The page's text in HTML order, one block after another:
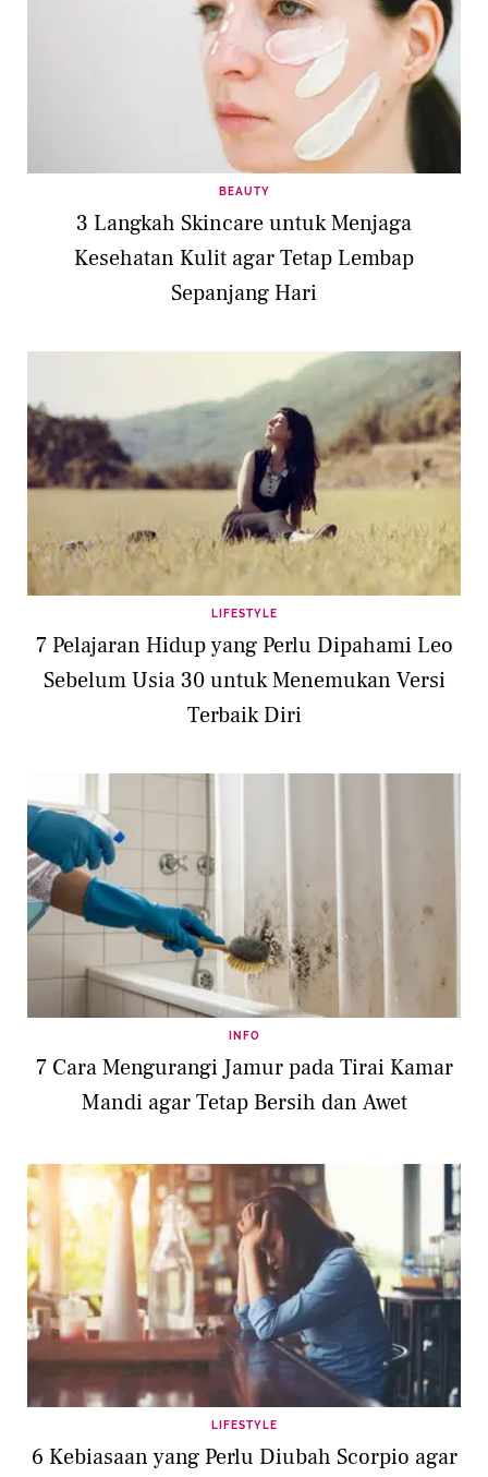
BEAUTY
3 Langkah Skincare untuk Menjaga
Kesehatan Kulit agar Tetap Lembap
Sepanjang Hari
LIFESTYLE
7 Pelajaran Hidup yang Perlu Dipahami Leo
Sebelum Usia 30 untuk Menemukan Versi
Terbaik Diri
INFO
7 Cara Mengurangi Jamur pada Tirai Kamar
Mandi agar Tetap Bersih dan Awet
LIFESTYLE
6 Kebiasaan yang Perlu Diubah Scorpio agar